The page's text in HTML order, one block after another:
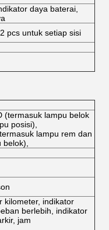
daya baterai,
pcs untuk setiap sisi
(termasuk lampu belok
posisi),
lampu rem dan
belok),
kilometer, indikator
berlebih, indikator
jam